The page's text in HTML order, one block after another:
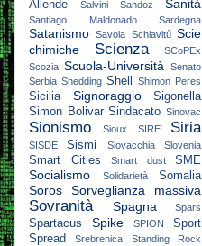
Allende
Salvini Sandoz Sanità
Santiago Maldonado Sardegna
Satanismo Savoia Schiavitù Scie
chimiche
Scienza
SCoPEx
Scozia Scuola-Università
Senato
Serbia Shedding Shell Shimon Peres
Sicilia Signoraggio
Sigonella
Simon Bolivar Sindacato Sinovac
Sionismo Sioux SIRE Siria
SISDE Sismi Slovacchia Slovenia
Smart Cities Smart dust SME
Socialismo Solidarietà Somalia
Soros Sorveglianza massiva
Sovranità Spagna Spars
Spartacus Spike SPION
Sport
Spread
Srebrenica Standing Rock